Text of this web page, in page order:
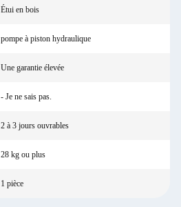
Étui en bois
pompe à piston hydraulique
Une garantie élevée
- Je ne sais pas.
2 à 3 jours ouvrables
28 kg ou plus
1 pièce